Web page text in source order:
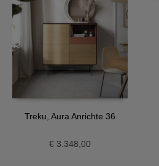
Treku, Aura Anrichte 36
€3.348,00